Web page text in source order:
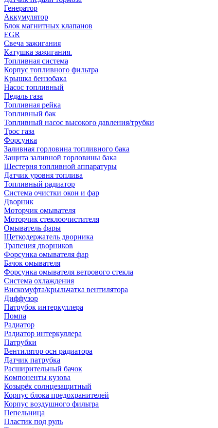
Генератор
Аккумулятор
Блок магнитных клапанов
EGR
Свеча зажигания
Катушка зажигания.
Топливная система
Корпус топливного фильтра
Крышка бензобака
Насос топливный
Педаль газа
Топливная рейка
Топливный бак
Топливный насос высокого давления/трубки
Трос газа
Форсунка
Заливная горловина топливного бака
Защита заливной горловины бака
Шестерня топливной аппаратуры
Датчик уровня топлива
Топливный радиатор
Система очистки окон и фар
Дворник
Моторчик омывателя
Моторчик стеклоочистителя
Омыватель фары
Щеткодержатель дворника
Трапеция дворников
Форсунка омывателя фар
Бачок омывателя
Форсунка омывателя ветрового стекла
Система охлаждения
Вискомуфта/крыльчатка вентилятора
Диффузор
Патрубок интеркуллера
Помпа
Радиатор
Радиатор интеркуллера
Патрубки
Вентилятор осн радиатора
Датчик патрубка
Расширительный бачок
Компоненты кузова
Козырёк солнцезащитный
Корпус блока предохранителей
Корпус воздушного фильтра
Пепельница
Пластик под руль